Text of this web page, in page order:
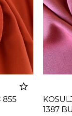
855
1387